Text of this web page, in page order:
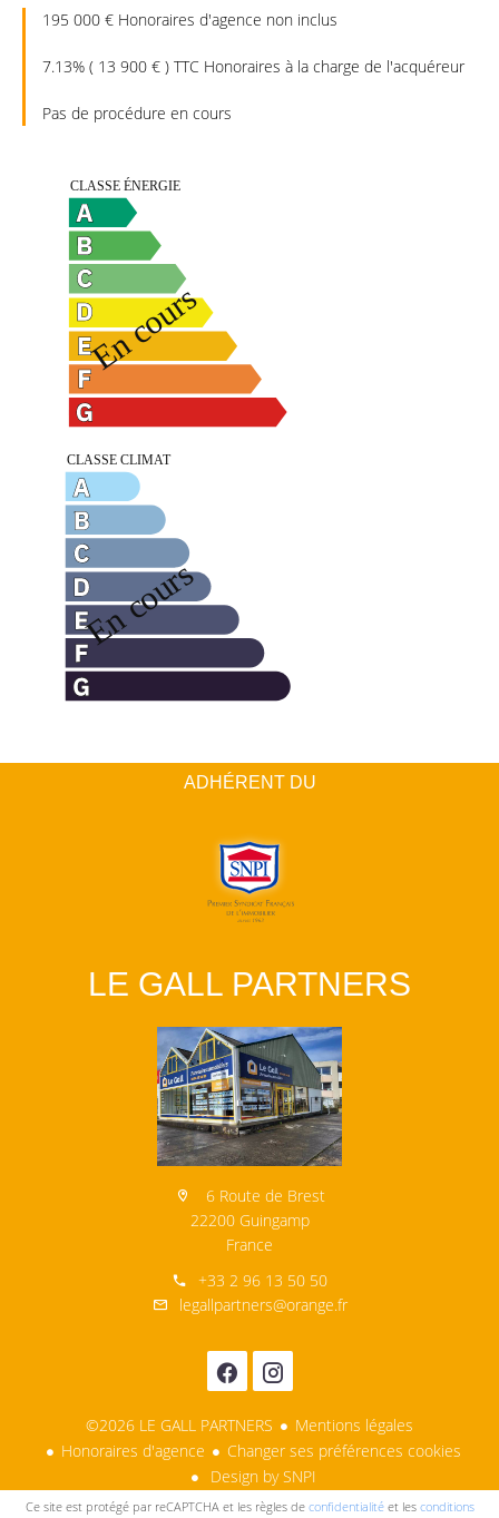
195 000 € Honoraires d'agence non inclus
7.13% ( 13 900 € ) TTC Honoraires à la charge de l'acquéreur
Pas de procédure en cours
ADHÉRENT DU
LE GALL PARTNERS
6 Route de Brest
22200 Guingamp
France
+33 2 96 13 50 50
legallpartners@orange.fr
©2026 LE GALL PARTNERS
Mentions légales
Honoraires d'agence
Changer ses préférences cookies
Design bySNPI
Ce site est protégé par reCAPTCHA et les règles de confidentialitéet les conditions